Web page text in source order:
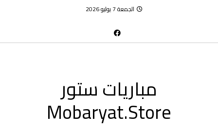
الجمعة 7 يوليو 2026
مباريات ستور
Mobaryat.Store